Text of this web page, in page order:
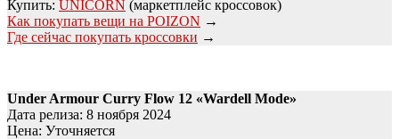
Купить: UNICORN (маркетплейс кроссовок)
Как покупать вещи на POIZON →
Где сейчас покупать кроссовки →
Under Armour Curry Flow 12 «Wardell Mode»
Дата релиза: 8 ноября 2024
Цена: Уточняется